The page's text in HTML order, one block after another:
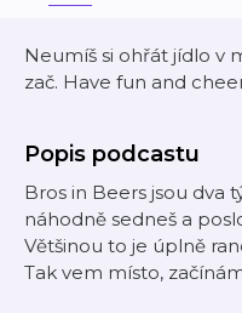
Neumíš si ohřát jídlo v
zač. Have fun and
Popis podcastu
Bros in Beers jsou dva
náhodně sedneš a
Většinou to je úplně
Tak vem místo,